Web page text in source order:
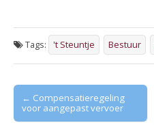
Tags: 't Steuntje Bestuur
Post
navigation
← Compensatieregeling
voor aangepast vervoer